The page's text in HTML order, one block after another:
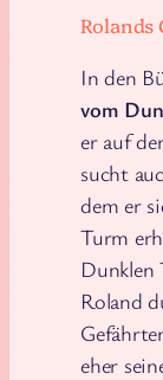
Rolands
In den
vom
er auf
sucht
dem er
Turm
Dunklen
Roland
eher